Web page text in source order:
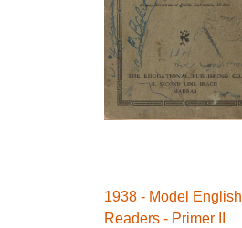
1938 - Model English
Readers - Primer II